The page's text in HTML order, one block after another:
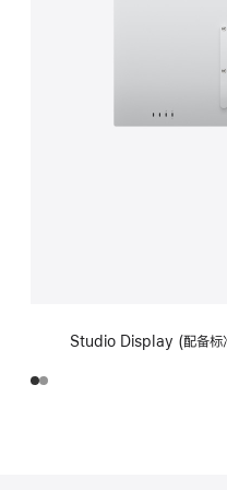
Studio Display (配备标